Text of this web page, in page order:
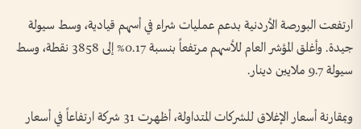
ارتفعت البورصة الأردنية بدعم عمليات شراء في أسهم قيادية، وسط ⁠سيولة
جيدة. وأغلق المؤشر العام للأسهم مرتفعاً بنسبة 0.17% إلى 3858 نقطة، وسط
سيولة 9.7 ملايين دينار.
وبمقارنة أسعار الإغلاق للشركات المتداولة، أظهرت 31 شركة ارتفاعاً في أسعار